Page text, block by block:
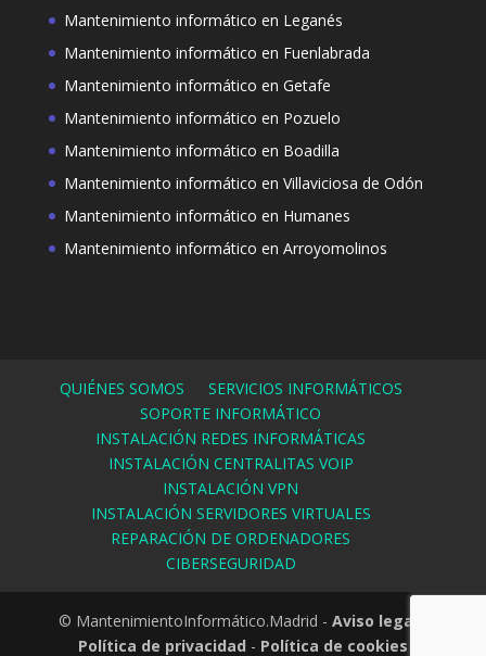
Mantenimiento informático en Leganés
Mantenimiento informático en Fuenlabrada
Mantenimiento informático en Getafe
Mantenimiento informático en Pozuelo
Mantenimiento informático en Boadilla
Mantenimiento informático en Villaviciosa de Odón
Mantenimiento informático en Humanes
Mantenimiento informático en Arroyomolinos
QUIÉNES SOMOS
SERVICIOS INFORMÁTICOS
SOPORTE INFORMÁTICO
INSTALACIÓN REDES INFORMÁTICAS
INSTALACIÓN CENTRALITAS VOIP
INSTALACIÓN VPN
INSTALACIÓN SERVIDORES VIRTUALES
REPARACIÓN DE ORDENADORES
CIBERSEGURIDAD
© MantenimientoInformático.Madrid - Aviso legal
Política de privacidad - Política de cookies